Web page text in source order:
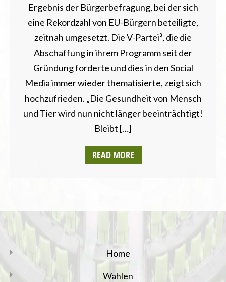
Ergebnis der Bürgerbefragung, bei der sich
eine Rekordzahl von EU-Bürgern beteiligte,
zeitnah umgesetzt. Die V-Partei³, die die
Abschaffung in ihrem Programm seit der
Gründung forderte und dies in den Social
Media immer wieder thematisierte, zeigt sich
hochzufrieden. „Die Gesundheit von Mensch
und Tier wird nun nicht länger beeinträchtigt!
Bleibt […]
READ MORE
Home
Wahlen